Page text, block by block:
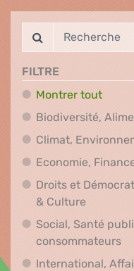
FILTRE
Montrer tout
Biodiversité,
Climat,
Economie,
Droits et
& CultureDroits et
Social, Santé
consommateurs
International,